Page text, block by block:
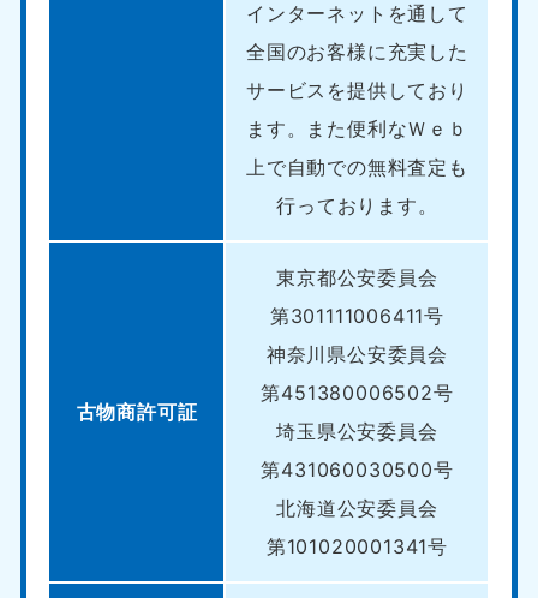
インターネットを通して
全国のお客様に充実した
サービスを提供しており
ます。また便利なＷｅｂ
上で自動での無料査定も
行っております。
古物商許可証
東京都公安委員会
第301111006411号
神奈川県公安委員会
第451380006502号
埼玉県公安委員会
第431060030500号
北海道公安委員会
第101020001341号